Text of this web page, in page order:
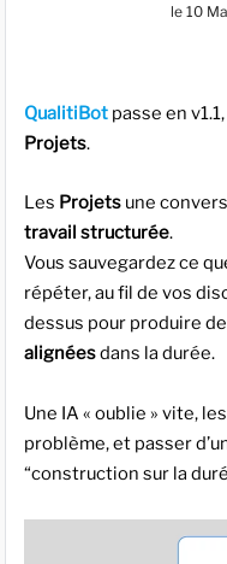
le 10
QualitiBotpasse en
Projets.
Les Projetsune
travail structurée.
Vous sauvegardez ce
répéter, au fil de vos
dessus pour produire
alignéesdans la durée.
Une IA « oublie » vite,
problème, et passer
“construction sur la